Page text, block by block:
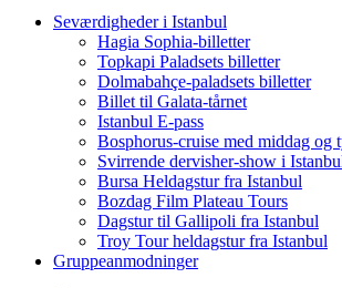
Seværdigheder i Istanbul
Hagia Sophia-billetter
Topkapi Paladsets billetter
Dolmabahçe-paladsets billetter
Billet til Galata-tårnet
Istanbul E-pass
Bosphorus-cruise med middag og
Svirrende dervisher-show i
Bursa Heldagstur fra Istanbul
Bozdag Film Plateau Tours
Dagstur til Gallipoli fra Istanbul
Troy Tour heldagstur fra Istanbul
Gruppeanmodninger